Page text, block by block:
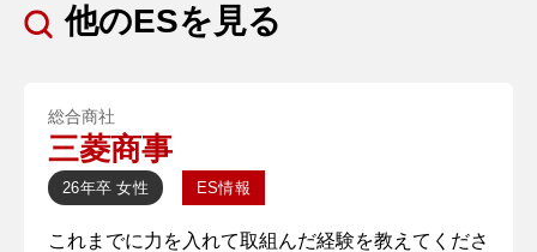
他のESを見る
総合商社
三菱商事
26年卒 女性 ES情報
これまでに力を入れて取組んだ経験を教えてくださ